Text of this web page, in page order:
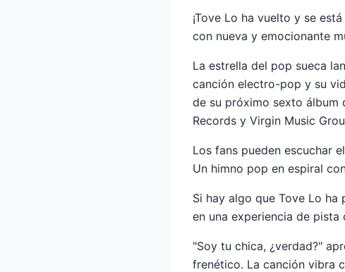
¡Tove Lo ha vuelto y se
con nueva y emocionante
La estrella del pop sueca
canción electro-pop y su
de su próximo sexto álbum
Records y Virgin Music
Los fans pueden escuchar
Un himno pop en espiral
Si hay algo que Tove Lo
en una experiencia de pista
"Soy tu chica, ¿verdad?"
frenético. La canción vibra